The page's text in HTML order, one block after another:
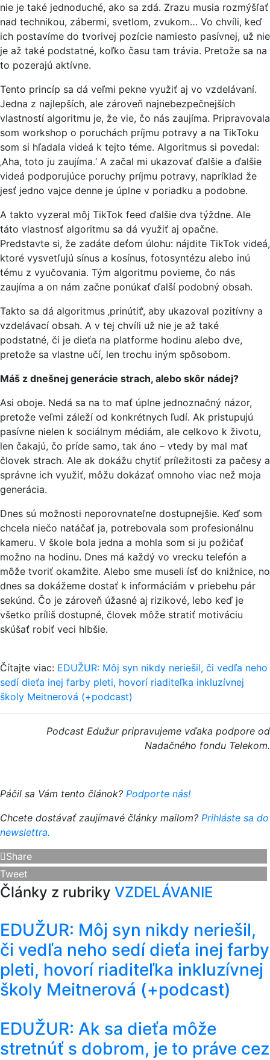
nie je také jednoduché, ako sa zdá. Zrazu musia rozmýšľať
nad technikou, zábermi, svetlom, zvukom… Vo chvíli, keď
ich postavíme do tvorivej pozície namiesto pasívnej, už nie
je až také podstatné, koľko času tam trávia. Pretože sa na
to pozerajú aktívne.
Tento princíp sa dá veľmi pekne využiť aj vo vzdelávaní.
Jedna z najlepších, ale zároveň najnebezpečnejších
vlastností algoritmu je, že vie, čo nás zaujíma. Pripravovala
som workshop o poruchách príjmu potravy a na TikToku
som si hľadala videá k tejto téme. Algoritmus si povedal:
‚Aha, toto ju zaujíma.‘ A začal mi ukazovať ďalšie a ďalšie
videá podporujúce poruchy príjmu potravy, napríklad že
jesť jedno vajce denne je úplne v poriadku a podobne.
A takto vyzeral môj TikTok feed ďalšie dva týždne. Ale
táto vlastnosť algoritmu sa dá využiť aj opačne.
Predstavte si, že zadáte deťom úlohu: nájdite TikTok videá,
ktoré vysvetľujú sínus a kosínus, fotosyntézu alebo inú
tému z vyučovania. Tým algoritmu povieme, čo nás
zaujíma a on nám začne ponúkať ďalší podobný obsah.
Takto sa dá algoritmus ‚prinútiť‘, aby ukazoval pozitívny a
vzdelávací obsah. A v tej chvíli už nie je až také
podstatné, či je dieťa na platforme hodinu alebo dve,
pretože sa vlastne učí, len trochu iným spôsobom.
Máš z dnešnej generácie strach, alebo skôr nádej?
Asi oboje. Nedá sa na to mať úplne jednoznačný názor,
pretože veľmi záleží od konkrétnych ľudí. Ak pristupujú
pasívne nielen k sociálnym médiám, ale celkovo k životu,
len čakajú, čo príde samo, tak áno – vtedy by mal mať
človek strach. Ale ak dokážu chytiť príležitosti za pačesy a
správne ich využiť, môžu dokázať omnoho viac než moja
generácia.
Dnes sú možnosti neporovnateľne dostupnejšie. Keď som
chcela niečo natáčať ja, potrebovala som profesionálnu
kameru. V škole bola jedna a mohla som si ju požičať
možno na hodinu. Dnes má každý vo vrecku telefón a
môže tvoriť okamžite. Alebo sme museli ísť do knižnice, no
dnes sa dokážeme dostať k informáciám v priebehu pár
sekúnd. Čo je zároveň úžasné aj rizikové, lebo keď je
všetko príliš dostupné, človek môže stratiť motiváciu
skúšať robiť veci hlbšie.
Čítajte viac: EDUŽUR: Môj syn nikdy neriešil, či vedľa neho
sedí dieťa inej farby pleti, hovorí riaditeľka inkluzívnej
školy Meitnerová (+podcast)
Podcast Edužur pripravujeme vďaka podpore od
Nadačného fondu Telekom.
Páčil sa Vám tento článok? Podporte nás!
Chcete dostávať zaujímavé články mailom? Prihláste sa do
newslettra.
Share
Tweet
Články z rubriky VZDELÁVANIE
EDUŽUR: Môj syn nikdy neriešil,
či vedľa neho sedí dieťa inej farby
pleti, hovorí riaditeľka inkluzívnej
školy Meitnerová (+podcast)
EDUŽUR: Ak sa dieťa môže
stretnúť s dobrom, je to práve cez